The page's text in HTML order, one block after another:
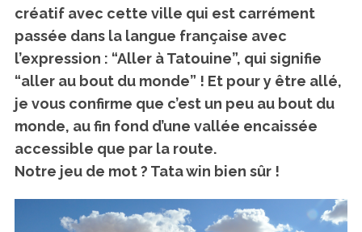
créatif avec cette ville qui est carrément
passée dans la langue française avec
l’expression : “Aller à Tatouine”, qui signifie
“aller au bout du monde” ! Et pour y être allé,
je vous confirme que c’est un peu au bout du
monde, au fin fond d’une vallée encaissée
accessible que par la route.
Notre jeu de mot ? Tata win bien sûr !